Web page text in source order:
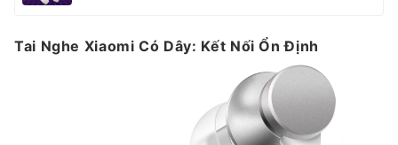
Tai Nghe Xiaomi Có Dây: Kết Nối Ổn Định